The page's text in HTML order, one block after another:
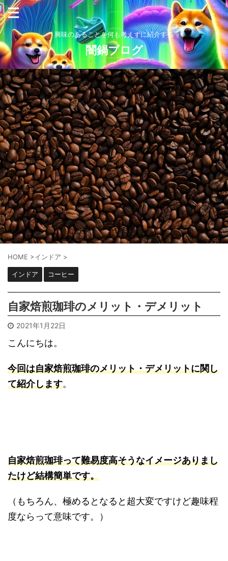
興味のあることを何も考えずに紹介する
闇鍋ブログ
HOME >インドア >
インドア コーヒー
自家焙煎珈琲のメリット・デメリット
2021年1月22日
こんにちは。
今回は自家焙煎珈琲のメリット・デメリットに関し
て紹介します。
自家焙煎珈琲って難易度高そうなイメージありまし
たけど結構簡単です。
（もちろん、極めるとなると超大変ですけど趣味程
度ならって意味です。）